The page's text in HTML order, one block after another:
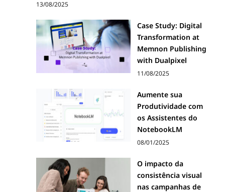
13/08/2025
Case Study: Digital
Transformation at
Memnon Publishing
with Dualpixel
11/08/2025
Aumente sua
Produtividade com
os Assistentes do
NotebookLM
08/01/2025
O impacto da
consistência visual
nas campanhas de